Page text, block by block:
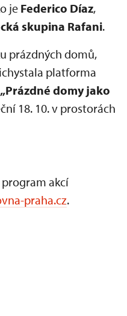
je Federico Díaz,
skupina Rafani.
prázdných domů,
platforma
domy jako
18. 10. v prostorách
akcí
praha.cz.